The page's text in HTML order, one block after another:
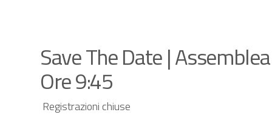
Save The Date |
Ore 9:45
Registrazioni chiuse